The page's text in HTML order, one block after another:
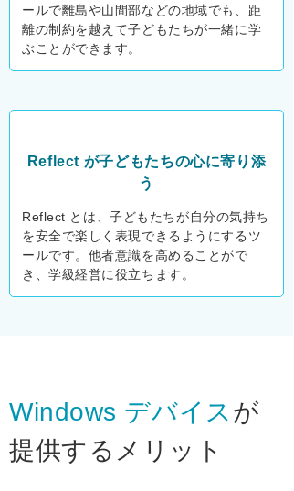
ールで離島や山間部などの地域でも、距
離の制約を越えて子どもたちが一緒に学
ぶことができます。
Reflect が子どもたちの心に寄り添
う
Reflect とは、子どもたちが自分の気持ち
を安全で楽しく表現できるようにするツ
ールです。他者意識を高めることがで
き、学級経営に役立ちます。
Windows デバイス が
提供するメリット